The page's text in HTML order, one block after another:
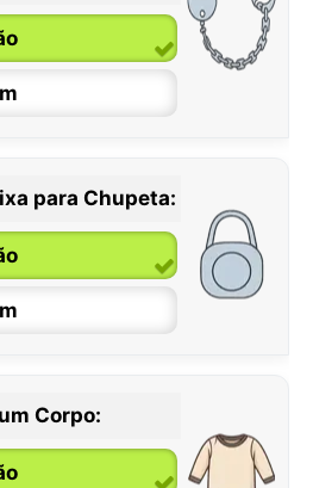
36 meses
para Chupeta:
Corpo: